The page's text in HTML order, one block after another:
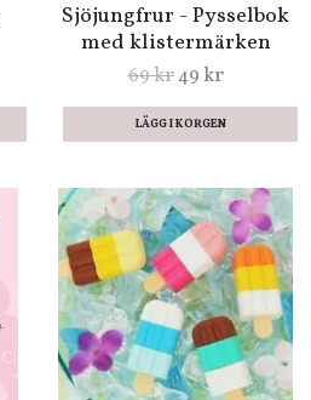
Sjöjungfrur - Pysselbok
med klistermärken
69 kr49 kr